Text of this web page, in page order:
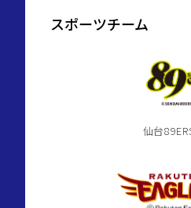
スポーツチーム
仙台